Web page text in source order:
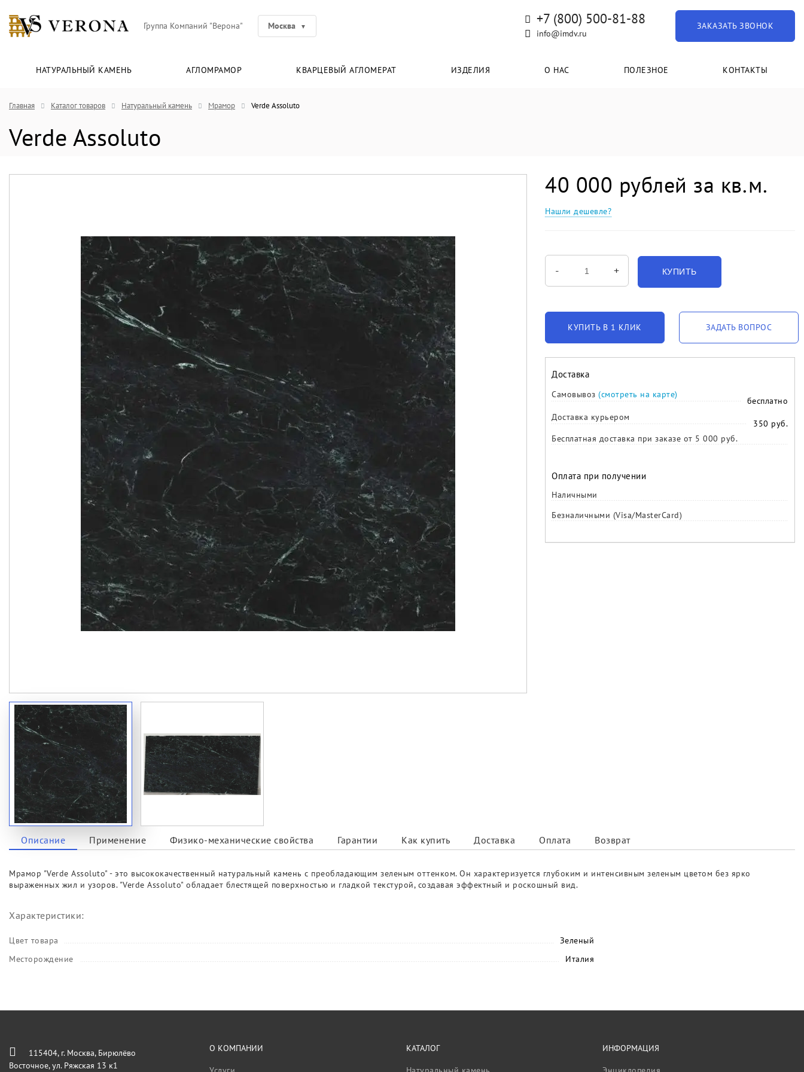
Группа Компаний "Верона" Москва +7 (800) 500-81-88
info@imdv.ru
ЗАКАЗАТЬ ЗВОНОК
НАТУРАЛЬНЫЙ КАМЕНЬ АГЛОМРАМОР КВАРЦЕВЫЙ АГЛОМЕРАТ ИЗДЕЛИЯ О НАС ПОЛЕЗНОЕ КОНТАКТЫ
Главная Каталог товаров Натуральный камень Мрамор Verde Assoluto
Verde Assoluto
40 000 рублей за кв.м.
Нашли дешевле?
- + КУПИТЬ
КУПИТЬ В 1 КЛИК ЗАДАТЬ ВОПРОС
Доставка
Самовывоз (смотреть на карте)
бесплатно
Доставка курьером
350 руб.
Бесплатная доставка при заказе от 5 000 руб.
Оплата при получении
Наличными
Безналичными (Visa/MasterCard)
Описание Применение Физико-механические свойства Гарантии Как купить Доставка Оплата Возврат
Мрамор "Verde Assoluto" - это высококачественный натуральный камень с преобладающим зеленым оттенком. Он характеризуется глубоким и интенсивным зеленым цветом без ярко
выраженных жил и узоров. "Verde Assoluto" обладает блестящей поверхностью и гладкой текстурой, создавая эффектный и роскошный вид.
Характеристики:
Цвет товара
Зеленый
Месторождение
Италия
115404, г. Москва, Бирюлёво
Восточное, ул. Ряжская 13 к1
О КОМПАНИИ КАТАЛОГ ИНФОРМАЦИЯ